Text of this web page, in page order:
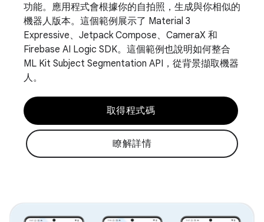
功能。應用程式會根據你的自拍照，生成與你相似的
機器人版本。這個範例展示了 Material 3
Expressive、Jetpack Compose、CameraX 和
Firebase AI Logic SDK。這個範例也說明如何整合
ML Kit Subject Segmentation API，從背景擷取機器
人。
取得程式碼
瞭解詳情